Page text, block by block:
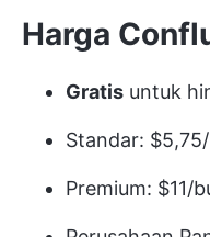
Harga
Gratis untuk
Standar:
Premium: $11/